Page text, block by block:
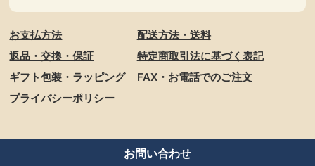
お支払方法
配送方法・送料
返品・交換・保証
特定商取引法に基づく表記
ギフト包装・ラッピング
FAX・お電話でのご注文
プライバシーポリシー
お問い合わせ